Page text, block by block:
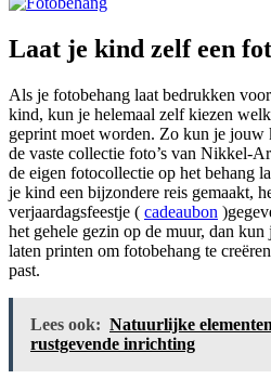
Laat je kind zelf een
Als je fotobehang laat bedrukken
kind, kun je helemaal zelf kiezen
geprint moet worden. Zo kun je jouw
de vaste collectie foto’s van Nikkel-
de eigen fotocollectie op het behang
je kind een bijzondere reis gemaakt,
verjaardagsfeestje ( cadeaubon
het gehele gezin op de muur, dan kun
laten printen om fotobehang te
past.
Lees ook: Natuurlijke
rustgevende inrichting